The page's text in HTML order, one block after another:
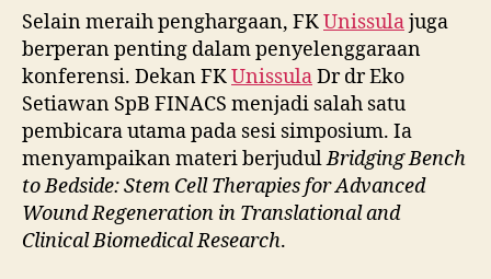
Selain meraih penghargaan, FKUnissulajuga
berperan penting dalam penyelenggaraan
konferensi. Dekan FKUnissulaDr dr Eko
Setiawan SpB FINACS menjadi salah satu
pembicara utama pada sesi simposium. Ia
menyampaikan materi berjudulBridging Bench
to Bedside: Stem Cell Therapies for Advanced
Wound Regeneration in Translational and
Clinical Biomedical Research.